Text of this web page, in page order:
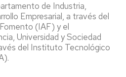
de Industria,
Empresarial, a través del
(IAF) y el
Universidad y Sociedad
del Instituto Tecnológico